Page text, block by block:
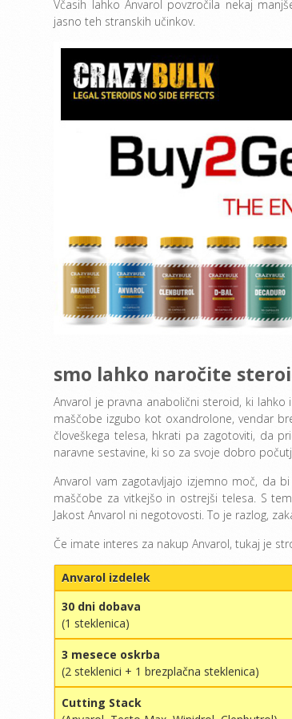
Včasih lahko Anvarol povzročila nekaj
jasno teh stranskih učinkov.
smo lahko naročite
Anvarol je pravna anabolični steroid, ki
maščobe izgubo kot oxandrolone, vendar
človeškega telesa, hkrati pa zagotoviti, da
naravne sestavine, ki so za svoje dobro
Anvarol vam zagotavljajo izjemno moč, da
maščobe za vitkejšo in ostrejši telesa. S
Jakost Anvarol ni negotovosti. To je razlog,
Če imate interes za nakup Anvarol, tukaj je
Anvarol izdelek
30 dni dobava
(1 steklenica)
3 mesece oskrba
(2 steklenici + 1 brezplačna steklenica)
Cutting Stack